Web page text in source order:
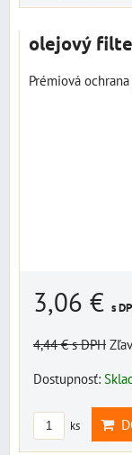
olejový
Prémiová
3,06 € s
4,44 €s DPH
Dostupnosť:
ks